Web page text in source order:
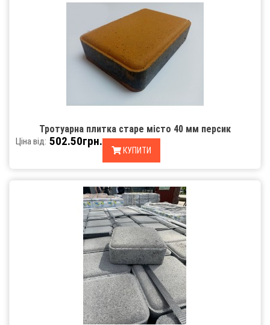
Тротуарна плитка старе місто 40 мм персик
Ціна від: 502.50грн.
КУПИТИ